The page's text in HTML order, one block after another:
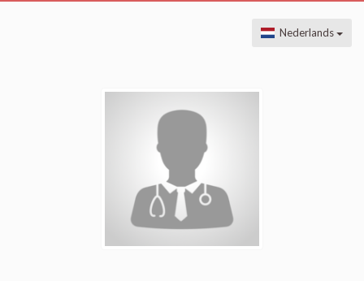
Nederlands